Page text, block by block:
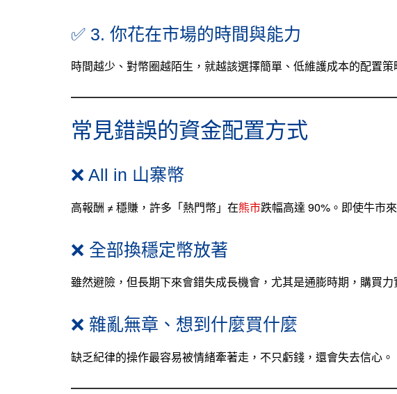
✅ 3. 你花在市場的時間與能力
時間越少、對幣圈越陌生，就越該選擇簡單、低維護成本的配置策
常見錯誤的資金配置方式
❌ All in 山寨幣
高報酬 ≠ 穩賺，許多「熱門幣」在熊市跌幅高達 90%。即使牛市
❌ 全部換穩定幣放著
雖然避險，但長期下來會錯失成長機會，尤其是通膨時期，購買力
❌ 雜亂無章、想到什麼買什麼
缺乏紀律的操作最容易被情緒牽著走，不只虧錢，還會失去信心。